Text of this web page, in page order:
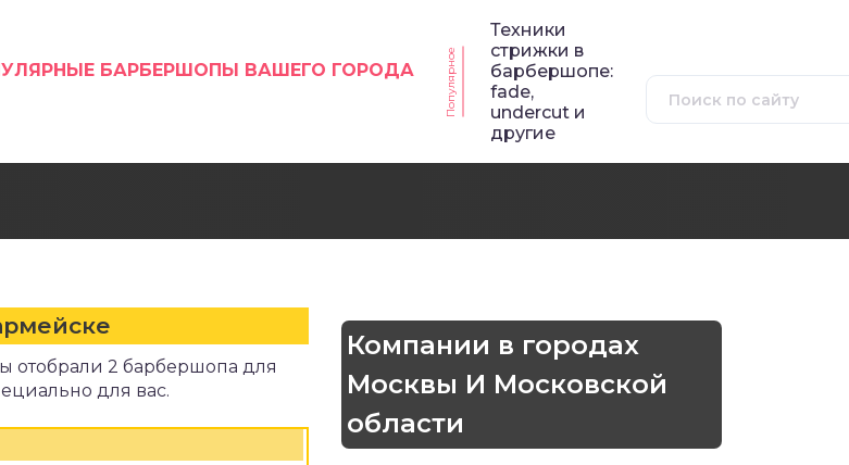
БАРБЕРШОПЫ ВАШЕГО ГОРОДА Популярное
Техники
стрижки в
барбершопе:
fade,
undercut и
другие
отобрали 2 барбершопа для
для вас.
Компании в городах
Москвы И Московской
области